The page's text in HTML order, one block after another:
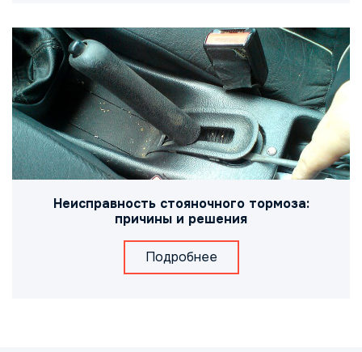
Неисправность стояночного тормоза:
причины и решения
Подробнее